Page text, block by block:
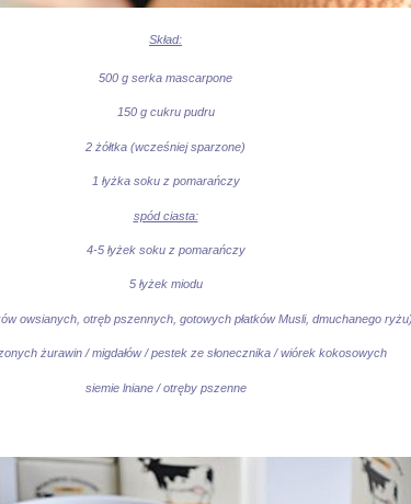
Skład:
500 g serka mascarpone
150 g cukru pudru
2 żółtka (wcześniej sparzone)
1 łyżka soku z pomarańczy
spód ciasta:
4-5 łyżek soku z pomarańczy
5 łyżek miodu
owsianych, otręb pszennych, gotowych płatków Musli, dmuchanego
żurawin / migdałów / pestek ze słonecznika / wiórek kokosowych
siemie lniane / otręby pszenne